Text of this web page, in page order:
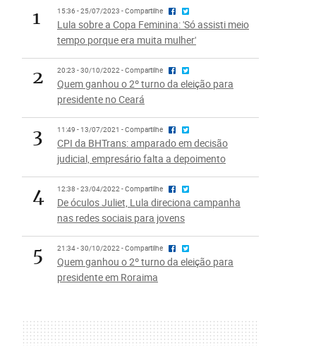
1
15:36 - 25/07/2023 - Compartilhe
Lula sobre a Copa Feminina: 'Só assisti meio
tempo porque era muita mulher'
2 20:23 - 30/10/2022 - Compartilhe
Quem ganhou o 2º turno da eleição para
presidente no Ceará
3 11:49 - 13/07/2021 - Compartilhe
CPI da BHTrans: amparado em decisão
judicial, empresário falta a depoimento
4 12:38 - 23/04/2022 - Compartilhe
De óculos Juliet, Lula direciona campanha
nas redes sociais para jovens
5 21:34 - 30/10/2022 - Compartilhe
Quem ganhou o 2º turno da eleição para
presidente em Roraima